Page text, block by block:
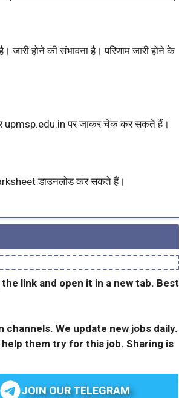
होने की संभावना है। परिणाम जारी होने के
upmsp.edu.in पर जाकर चेक कर सकते हैं।
डाउनलोड कर सकते हैं।
link and open it in a new tab. Best
We update new jobs daily.
them try for this job. Sharing is
JOIN OUR TELEGRAM